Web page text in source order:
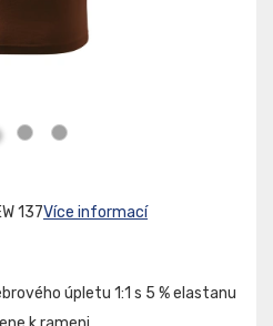
137Více informací
úpletu 1:1 s 5 % elastanu